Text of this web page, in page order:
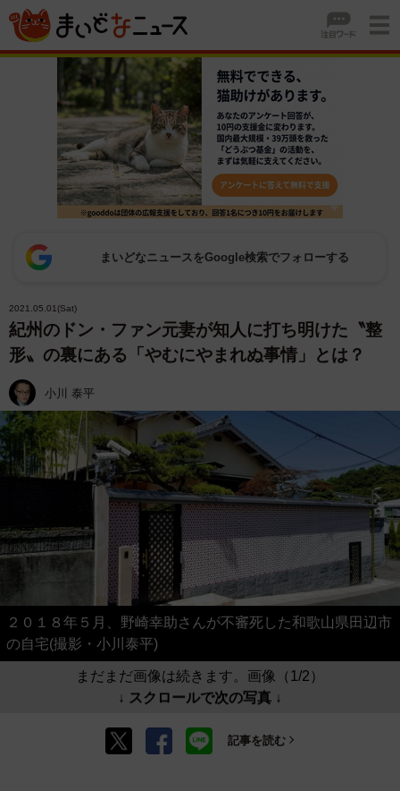
まいどなニュースをGoogle検索でフォローする
2021.05.01(Sat)
紀州のドン・ファン元妻が知人に打ち明けた〝整
形〟の裏にある「やむにやまれぬ事情」とは？
小川 泰平
２０１８年５月、野崎幸助さんが不審死した和歌山県田辺市
の自宅(撮影・小川泰平)
まだまだ画像は続きます。画像（1/2）
↓ スクロールで次の写真 ↓
記事を読む